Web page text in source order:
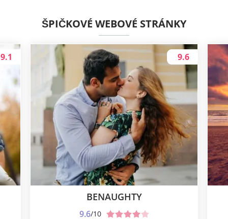
ŠPIČKOVÉ WEBOVÉ STRÁNKY
9.1
BENAUGHTY
9.6/10
9.6